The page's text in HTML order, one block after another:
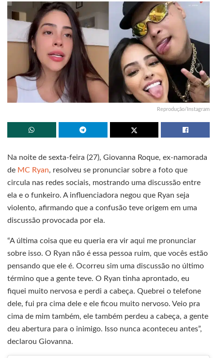
Reprodução/Instagram
Na noite de sexta-feira (27), Giovanna Roque, ex-namorada
de MC Ryan, resolveu se pronunciar sobre a foto que
circula nas redes sociais, mostrando uma discussão entre
ela e o funkeiro. A influenciadora negou que Ryan seja
violento, afirmando que a confusão teve origem em uma
discussão provocada por ela.
“A última coisa que eu queria era vir aqui me pronunciar
sobre isso. O Ryan não é essa pessoa ruim, que vocês estão
pensando que ele é. Ocorreu sim uma discussão no último
término que a gente teve. O Ryan tinha aprontado, eu
fiquei muito nervosa e perdi a cabeça. Quebrei o telefone
dele, fui pra cima dele e ele ficou muito nervoso. Veio pra
cima de mim também, ele também perdeu a cabeça, a gente
deu abertura para o inimigo. Isso nunca aconteceu antes”,
declarou Giovanna.